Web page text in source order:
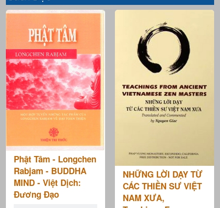
Phật Tâm - Longchen
Rabjam - BUDDHA
MIND - Việt Dịch:
Đương Đạo
NHỮNG LỜI DẠY TỪ
CÁC THIỀN SƯ VIỆT
NAM XƯA,